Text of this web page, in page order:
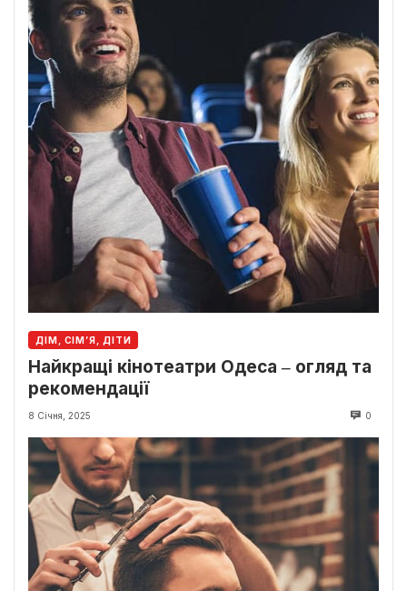
ДІМ, СІМ’Я, ДІТИ
Найкращі кінотеатри Одеса ‒ огляд та
рекомендації
8 Січня, 2025 0